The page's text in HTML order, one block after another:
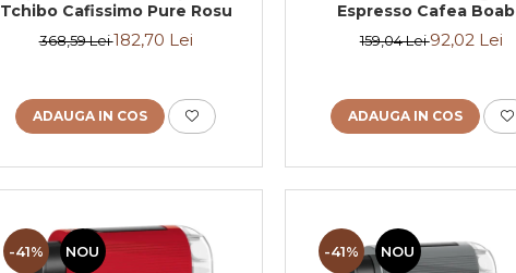
Tchibo Cafissimo Pure Rosu
368,59 Lei182,70 Lei
ADAUGA IN COS
Espresso Cafea
Espresso 1kg - (TDV
14.09.2026)
159,04 Lei92,02 Lei
ADAUGA IN COS
-41% NOU -41% NOU